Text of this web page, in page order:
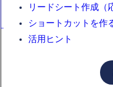
リードシート作成（
ショートカットを作
活用ヒント